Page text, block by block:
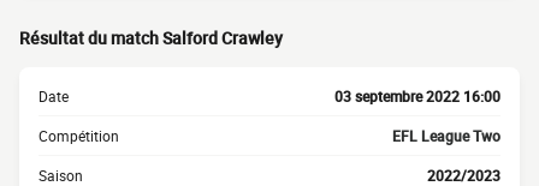
Résultat du match Salford Crawley
Date 03 septembre 2022 16:00
Compétition EFL League Two
Saison 2022/2023